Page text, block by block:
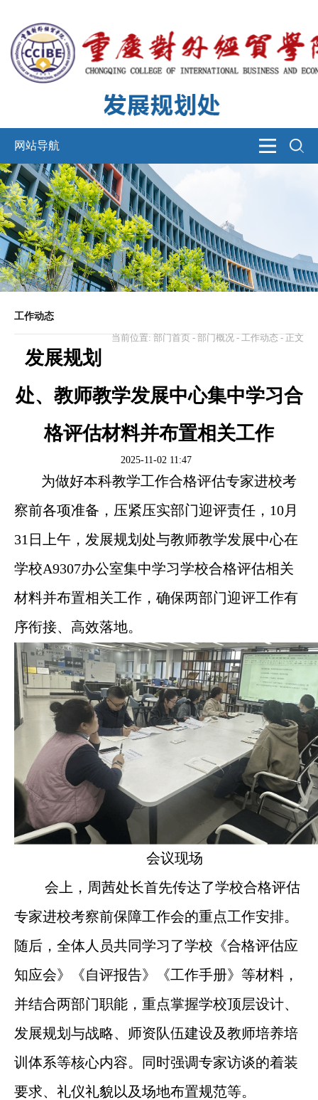
网站导航
工作动态
当前位置:部门首页-部门概况-工作动态- 正文
发展规划
处、教师教学发展中心集中学习合
格评估材料并布置相关工作
2025-11-02 11:47
为做好本科教学工作合格评估专家进校考
察前各项准备，压紧压实部门迎评责任， 10月
31 日 上午， 发展规划处与教师教学发展中心在
学校A9307办公室集中学习学校合格评估相关
材料并布置相关工作， 确保两部门迎评工作有
序衔接、高效落地。
会议现场
会上，周茜处长首先传达了学校合格评估
专家进校考察前保障工作会的重点工作安排。
随后，全体人员共同学习了学校《合格评估应
知应会》《自评报告》《工作手册》等材料，
并结合两部门职能，重点掌握学校顶层设计、
发展规划与战略、师资队伍建设及教师培养培
训体系等核心内容。同时强调专家访谈的着装
要求、礼仪礼貌以及场地布置规范等。